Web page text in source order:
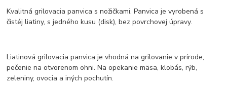
Kvalitná grilovacia panvica s nožičkami. Panvica je vyrobená s
čistéj liatiny, s jedného kusu (disk), bez povrchovej úpravy.
Liatinová grilovacia panvica je vhodná na grilovanie v prírode,
pečenie na otvorenom ohni. Na opekanie mäsa, klobás, rýb,
zeleniny, ovocia a iných pochutín.